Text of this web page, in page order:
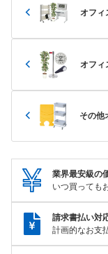
オフィ
オフィ
その他
業界最安級の
いつ買っても
請求書払い対
計画的なお支